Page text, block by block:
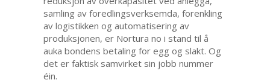
samling av foredlingsverksemda, forenkling
av logistikken og automatisering av
produksjonen, er Nortura no i stand til å
auka bondens betaling for egg og slakt. Og
det er faktisk samvirket sin jobb nummer
éin.